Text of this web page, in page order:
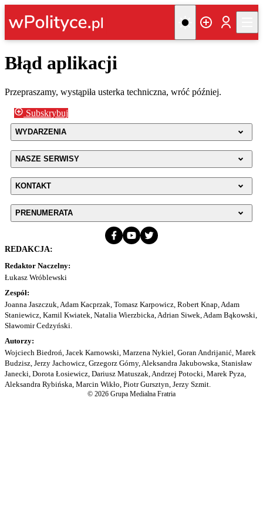
Błąd aplikacji
Przepraszamy, wystąpiła usterka techniczna, wróć później.
Subskrybuj
WYDARZENIA
NASZE SERWISY
KONTAKT
PRENUMERATA
REDAKCJA:
Redaktor Naczelny:
Łukasz Wróblewski
Zespół:
Joanna Jaszczuk, Adam Kacprzak, Tomasz Karpowicz, Robert Knap, Adam
Staniewicz, Kamil Kwiatek, Natalia Wierzbicka, Adrian Siwek, Adam Bąkowski,
Sławomir Cedzyński.
Autorzy:
Wojciech Biedroń, Jacek Karnowski, Marzena Nykiel, Goran Andrijanić, Marek
Budzisz, Jerzy Jachowicz, Grzegorz Górny, Aleksandra Jakubowska, Stanisław
Janecki, Dorota Łosiewicz, Dariusz Matuszak, Andrzej Potocki, Marek Pyza,
Aleksandra Rybińska, Marcin Wikło, Piotr Gursztyn, Jerzy Szmit.
© 2026 Grupa Medialna Fratria